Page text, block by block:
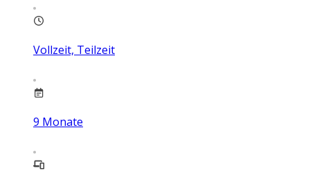
Vollzeit, Teilzeit
9 Monate